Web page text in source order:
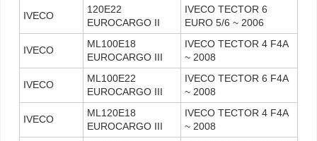
IVECO
120E22
EUROCARGO II
IVECO TECTOR 6
EURO 5/6 ~ 2006
IVECO
ML100E18
EUROCARGO III
IVECO TECTOR 4 F4A
~ 2008
IVECO
ML100E22
EUROCARGO III
IVECO TECTOR 6 F4A
~ 2008
IVECO
ML120E18
EUROCARGO III
IVECO TECTOR 4 F4A
~ 2008